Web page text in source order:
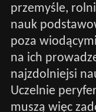
przemyśle,
nauk
poza
na ich
najzdolniejsi
Uczelnie
muszą więc